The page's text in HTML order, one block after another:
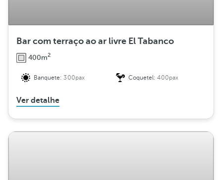
Bar com terraço ao ar livre El Tabanco
400m2
Banquete:300pax Coquetel:400pax
Ver detalhe